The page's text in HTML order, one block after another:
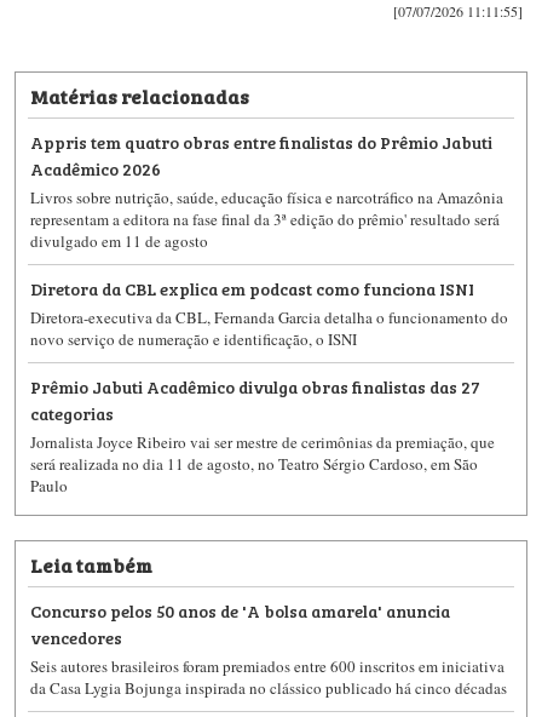
[07/07/2026 11:11:55]
Matérias relacionadas
Appris tem quatro obras entre finalistas do Prêmio Jabuti
Acadêmico 2026
Livros sobre nutrição, saúde, educação física e narcotráfico na Amazônia
representam a editora na fase final da 3ª edição do prêmio' resultado será
divulgado em 11 de agosto
Diretora da CBL explica em podcast como funciona ISNI
Diretora-executiva da CBL, Fernanda Garcia detalha o funcionamento do
novo serviço de numeração e identificação, o ISNI
Prêmio Jabuti Acadêmico divulga obras finalistas das 27
categorias
Jornalista Joyce Ribeiro vai ser mestre de cerimônias da premiação, que
será realizada no dia 11 de agosto, no Teatro Sérgio Cardoso, em São
Paulo
Leia também
Concurso pelos 50 anos de 'A bolsa amarela' anuncia
vencedores
Seis autores brasileiros foram premiados entre 600 inscritos em iniciativa
da Casa Lygia Bojunga inspirada no clássico publicado há cinco décadas